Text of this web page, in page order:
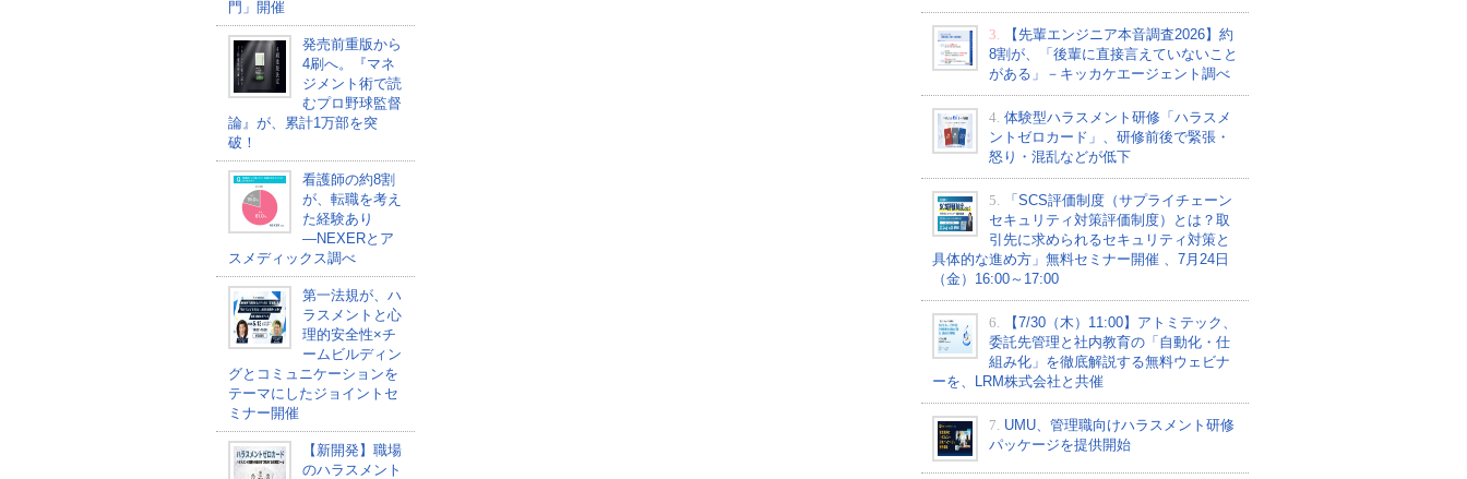
門」開催
発売前重版から
4刷へ。『マネ
ジメント術で読
むプロ野球監督
論』が、累計1万部を突
破！
看護師の約8割
が、転職を考え
た経験あり
―NEXERとア
スメディックス調べ
第一法規が、ハ
ラスメントと心
理的安全性×チ
ームビルディン
グとコミュニケーションを
テーマにしたジョイントセ
ミナー開催
【新開発】職場
のハラスメント
3.
【先輩エンジニア本音調査2026】約
8割が、「後輩に直接言えていないこと
がある」－キッカケエージェント調べ
4. 体験型ハラスメント研修「ハラスメ
ントゼロカード」、研修前後で緊張・
怒り・混乱などが低下
5.
「SCS評価制度（サプライチェーン
セキュリティ対策評価制度）とは？取
引先に求められるセキュリティ対策と
具体的な進め方」無料セミナー開催 、7月24日
（金）16:00～17:00
6.
【7/30（木）11:00】アトミテック、
委託先管理と社内教育の「自動化・仕
組み化」を徹底解説する無料ウェビナ
ーを、LRM株式会社と共催
7. UMU、管理職向けハラスメント研修
パッケージを提供開始